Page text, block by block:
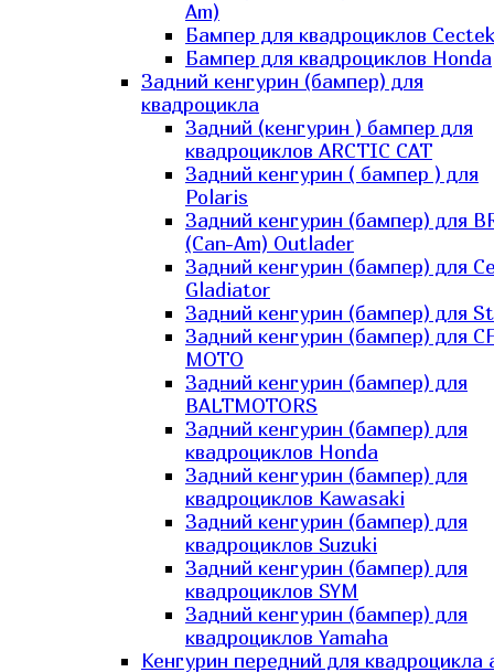
Am)
Бампер для квадроциклов Cectek
Бампер для квадроциклов Honda
Задний кенгурин (бампер) для
квадроцикла
Задний (кенгурин ) бампер для
квадроциклов ARCTIC CAT
Задний кенгурин ( бампер ) для
Polaris
Задний кенгурин (бампер) для
(Can-Am) Outlader
Задний кенгурин (бампер) для
Gladiator
Задний кенгурин (бампер) для
Задний кенгурин (бампер) для
MOTO
Задний кенгурин (бампер) для
BALTMOTORS
Задний кенгурин (бампер) для
квадроциклов Honda
Задний кенгурин (бампер) для
квадроциклов Kawasaki
Задний кенгурин (бампер) для
квадроциклов Suzuki
Задний кенгурин (бампер) для
квадроциклов SYM
Задний кенгурин (бампер) для
квадроциклов Yamaha
Кенгурин передний для квадроцикла